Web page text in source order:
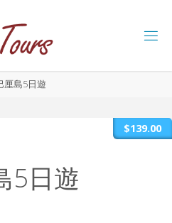
AT
O
厘島5日遊
$139.00
5日遊